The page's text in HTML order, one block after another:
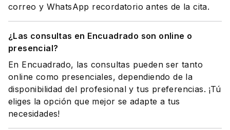
correo y WhatsApp recordatorio antes de la cita.
¿Las consultas en Encuadrado son online o
presencial?
En Encuadrado, las consultas pueden ser tanto
online como presenciales, dependiendo de la
disponibilidad del profesional y tus preferencias. ¡Tú
eliges la opción que mejor se adapte a tus
necesidades!